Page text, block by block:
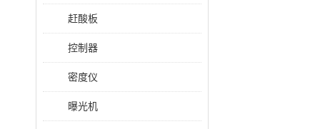
赶酸板
控制器
密度仪
曝光机